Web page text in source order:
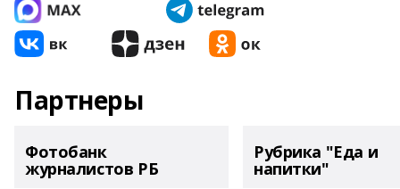
Партнеры
Фотобанк
журналистов РБ
Рубрика "Еда и
напитки"